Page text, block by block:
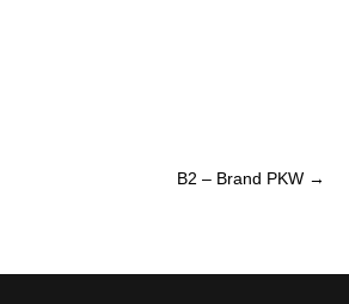
B2 – Brand PKW →